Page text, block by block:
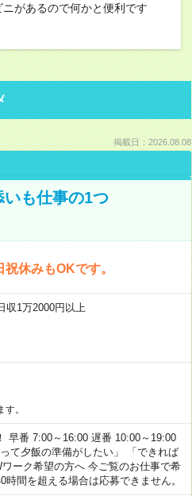
があるので何かと便利です
掲載日：2026.08.08
いも仕事の1つ
休みもOKです。
1万2000円以上
。
早番 7:00～16:00 遅番 10:00～19:00
て夕飯の準備がしたい」 「できれば
ーク希望の方へ 今ご覧のお仕事で希
間を超える場合は応募できません。